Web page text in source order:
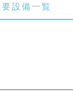
要設備一覧